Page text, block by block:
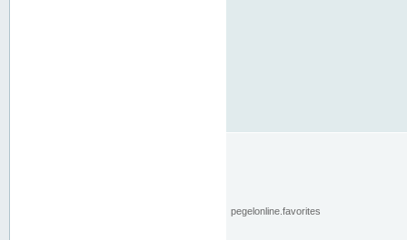
pegelonline.favorites